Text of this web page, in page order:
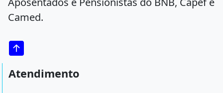
Camed.
Atendimento